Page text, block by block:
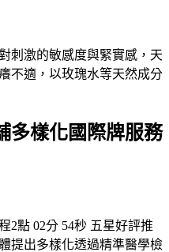
刺激的敏感度與緊實感，天
不適，以玫瑰水等天然成分
多樣化國際牌服務
2點 02分 54秒 五星好評推
提出多樣化透過精準醫學檢